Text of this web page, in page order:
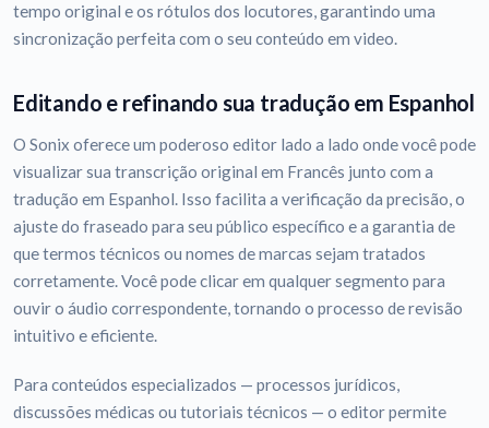
tempo original e os rótulos dos locutores, garantindo uma
sincronização perfeita com o seu conteúdo em video.
Editando e refinando sua tradução em Espanhol
O Sonix oferece um poderoso editor lado a lado onde você pode
visualizar sua transcrição original em Francês junto com a
tradução em Espanhol. Isso facilita a verificação da precisão, o
ajuste do fraseado para seu público específico e a garantia de
que termos técnicos ou nomes de marcas sejam tratados
corretamente. Você pode clicar em qualquer segmento para
ouvir o áudio correspondente, tornando o processo de revisão
intuitivo e eficiente.
Para conteúdos especializados — processos jurídicos,
discussões médicas ou tutoriais técnicos — o editor permite